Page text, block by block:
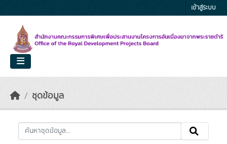
เข้าสู่ระบบ
ชุดข้อมูล